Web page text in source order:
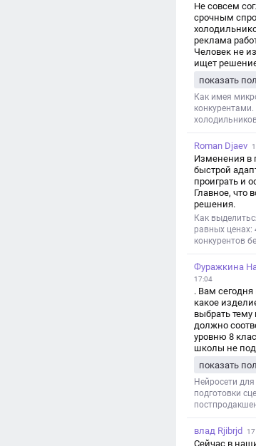
Не совсем
срочным
реклама
Человек не
ищет
и ловит
тогда как
просто не
показать
Как имея
Roman Djaev
Изменения в
быстрой
проиграть и
Главное, что
решения.
Как
равных ценах:
конкурентов
Фуражкина
17:04
. Вам
какое
выбрать
должно
уровню 8
школы не
уровня
Титульный
- Тип работы:
Тема
должность
Введение -
показать
Нейросети
подготовки
влад Rjibrjd
Сейчас в